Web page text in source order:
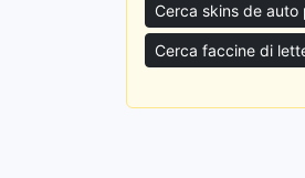
Cerca skins de auto
Cerca faccine di